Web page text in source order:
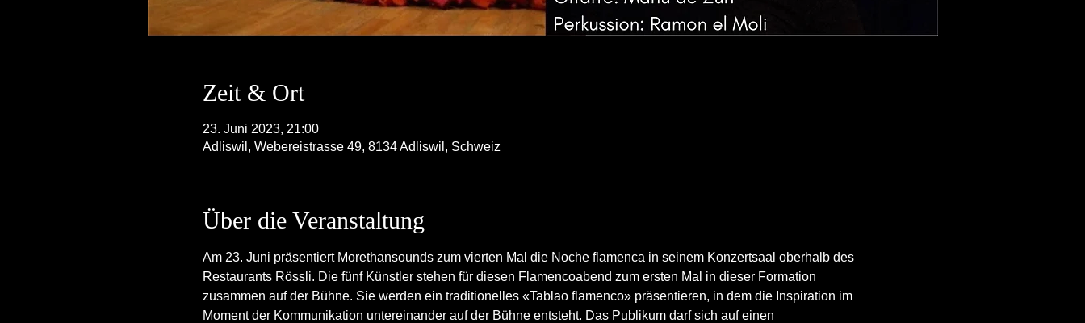
Zeit & Ort
23. Juni 2023, 21:00
Adliswil, Webereistrasse 49, 8134 Adliswil, Schweiz
Über die Veranstaltung
Am 23. Juni präsentiert Morethansounds zum vierten Mal die Noche flamenca in seinem Konzertsaal oberhalb des
Restaurants Rössli. Die fünf Künstler stehen für diesen Flamencoabend zum ersten Mal in dieser Formation
zusammen auf der Bühne. Sie werden ein traditionelles «Tablao flamenco» präsentieren, in dem die Inspiration im
Moment der Kommunikation untereinander auf der Bühne entsteht. Das Publikum darf sich auf einen